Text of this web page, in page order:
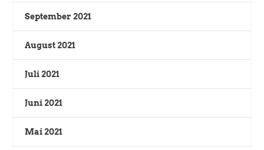
September 2021
August 2021
Juli 2021
Juni 2021
Mai 2021